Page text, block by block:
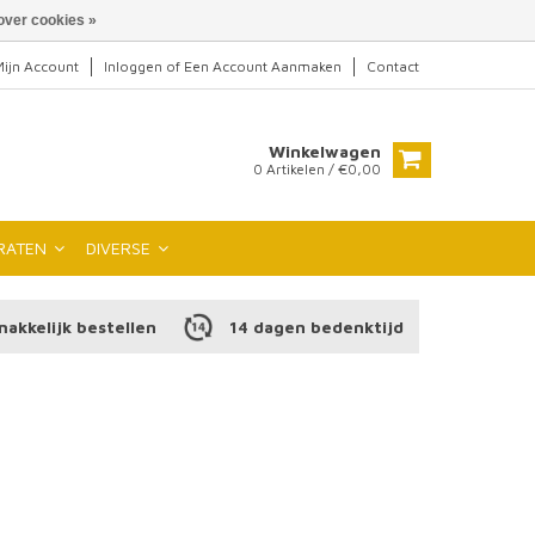
Account Inloggen of Een Account Aanmaken Contact
Winkelwagen
0 Artikelen / €0,00
DIVERSE
bestellen 14 dagen bedenktijd
cookies »